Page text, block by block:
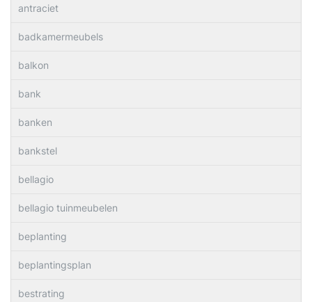
antraciet
badkamermeubels
balkon
bank
banken
bankstel
bellagio
bellagio tuinmeubelen
beplanting
beplantingsplan
bestrating